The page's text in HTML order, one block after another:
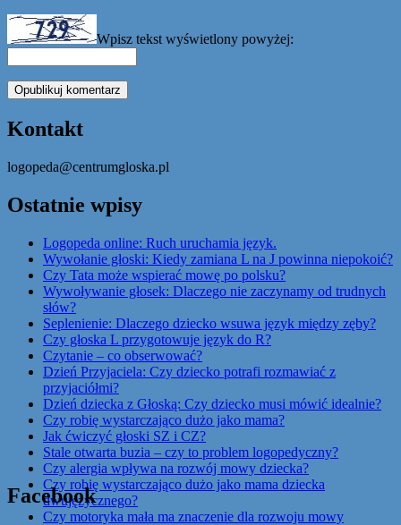
Wpisz tekst wyświetlony powyżej:
Kontakt
logopeda@centrumgloska.pl
Ostatnie wpisy
Logopeda online: Ruch uruchamia język.
Wywołanie głoski: Kiedy zamiana L na J powinna niepokoić?
Czy Tata może wspierać mowę po polsku?
Wywoływanie głosek: Dlaczego nie zaczynamy od trudnych
słów?
Seplenienie: Dlaczego dziecko wsuwa język między zęby?
Czy głoska L przygotowuje język do R?
Czytanie – co obserwować?
Dzień Przyjaciela: Czy dziecko potrafi rozmawiać z
przyjaciółmi?
Dzień dziecka z Głoską: Czy dziecko musi mówić idealnie?
Czy robię wystarczająco dużo jako mama?
Jak ćwiczyć głoski SZ i CZ?
Stale otwarta buzia – czy to problem logopedyczny?
Czy alergia wpływa na rozwój mowy dziecka?
Czy robię wystarczająco dużo jako mama dziecka
dwujęzycznego?
Czy motoryka mała ma znaczenie dla rozwoju mowy
Facebook